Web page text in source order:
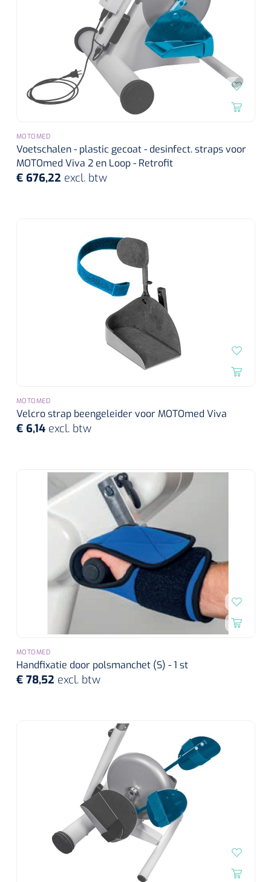
Software
Alcoholmeter
Instrumentensets
Steriele velden
Chronische wondzorgproducten
Hydrocolloïden
Zilververbanden
Schuimverbanden
Siliconen verbanden
Kleeflaag removers
Verbandhaakjes
Nierbekken
MOTOMED
Voetschalen - plastic gecoat - desinfect. straps voor
MOTOmed Viva 2 en Loop - Retrofit
€ 676,22 excl. btw
MOTOMED
Velcro strap beengeleider voor MOTOmed Viva
€ 6,14 excl. btw
MOTOMED
Handfixatie door polsmanchet (S) - 1 st
€ 78,52 excl. btw